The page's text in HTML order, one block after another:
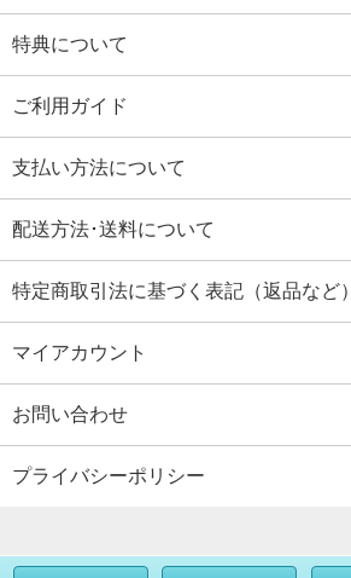
特典について
ご利用ガイド
支払い方法について
配送方法･送料について
特定商取引法に基づく表記（返品など）
マイアカウント
お問い合わせ
プライバシーポリシー